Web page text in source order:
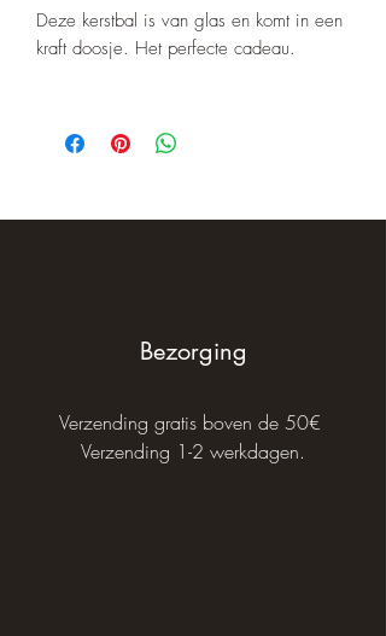
Deze kerstbal is van glas en komt in een
kraft doosje. Het perfecte cadeau.
Bezorging
Verzending gratis boven de 50€
Verzending 1-2 werkdagen.